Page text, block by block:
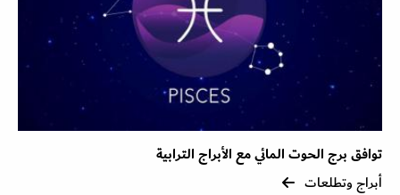
توافق برج الحوت المائي مع الأبراج الترابية
أبراج وتطلعات